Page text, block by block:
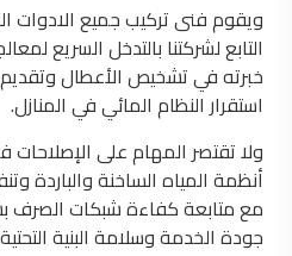
ويقوم فنى تركيب جميع الادوات
التابع لشركتنا بالتدخل السريع
خبرته في تشخيص الأعطال
استقرار النظام المائي في المنازل.
ولا تقتصر المهام على الإصلاحات
أنظمة المياه الساخنة والباردة
مع متابعة كفاءة شبكات الصرف
جودة الخدمة وسلامة البنية التحتية